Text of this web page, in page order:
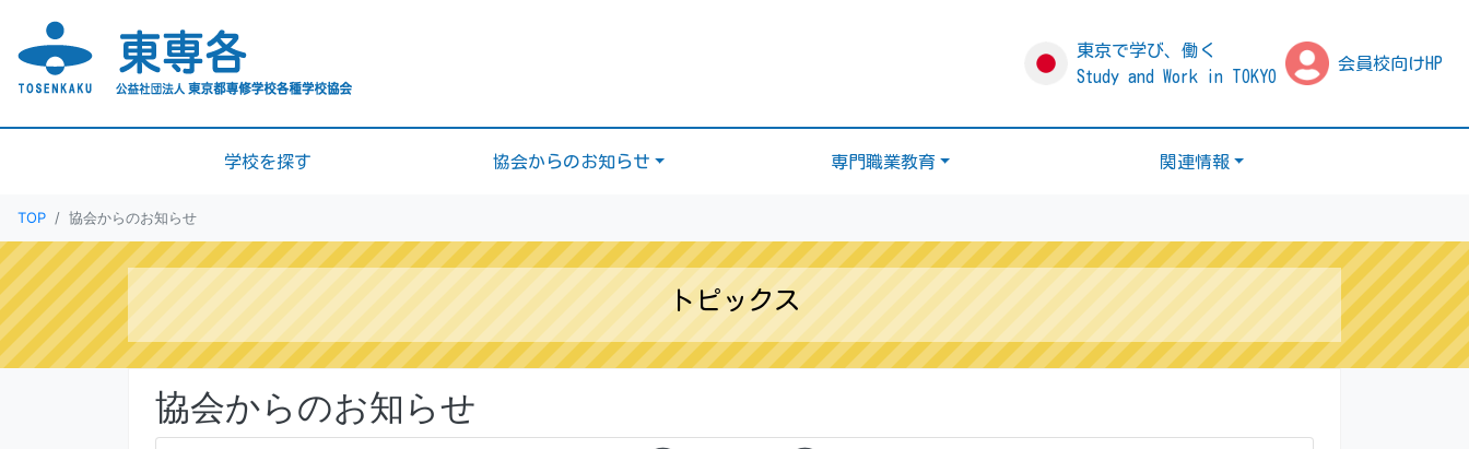
東京で学び、働く
Study and Work in TOKYO
会員校向けHP
学校を探す 協会からのお知らせ 専門職業教育 関連情報
TOP 協会からのお知らせ
トピックス
協会からのお知らせ